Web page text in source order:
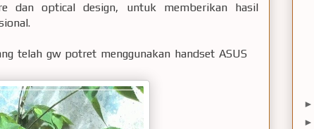
dan optical design, untuk memberikan hasil
telah gw potret menggunakan handset ASUS
►
►